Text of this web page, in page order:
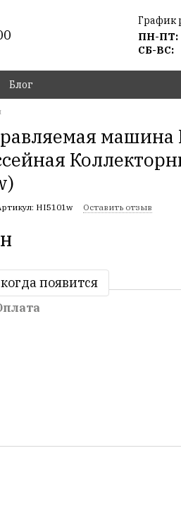
График
ПН-ПТ:
СБ-ВС:
Блог
машина
HI5101w Оставить отзыв
появится